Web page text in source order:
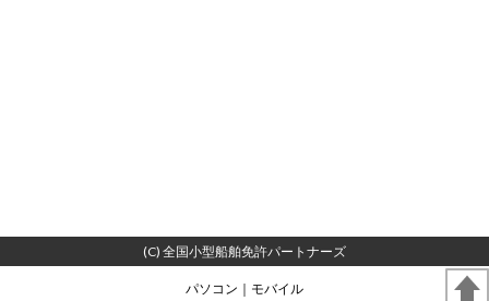
(C) 全国小型船舶免許パートナーズ
パソコン ｜モバイル